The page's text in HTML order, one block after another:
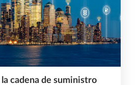
cadena de suministro